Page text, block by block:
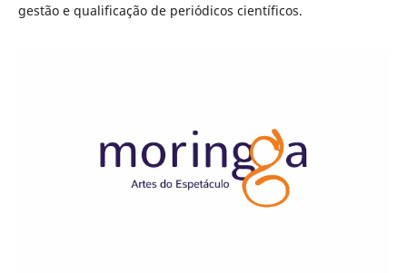
gestão e qualificação de periódicos científicos.